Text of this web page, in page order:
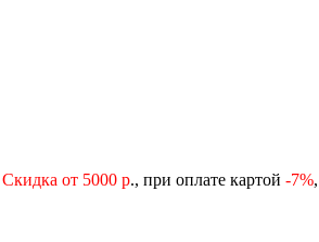
Скидка от 5000 р., при оплате картой -7%